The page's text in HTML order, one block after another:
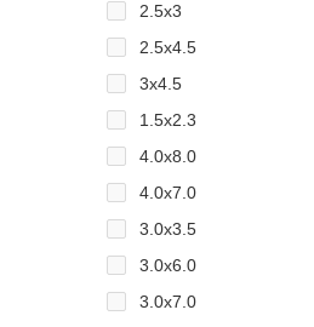
2.5x3
2.5x4.5
3x4.5
1.5x2.3
4.0x8.0
4.0x7.0
3.0x3.5
3.0x6.0
3.0x7.0